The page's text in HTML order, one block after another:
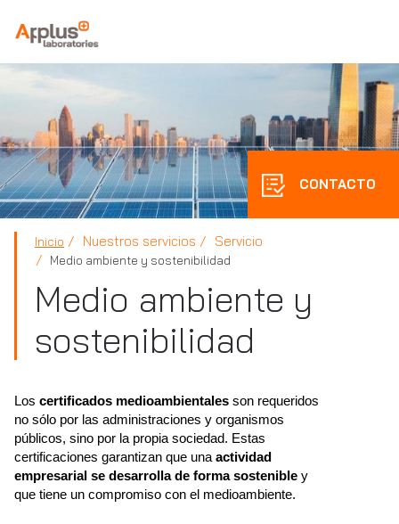
APPLUS+
CONTACTO
Inicio Nuestros servicios Servicio
Medio ambiente y sostenibilidad
Medio ambiente y
sostenibilidad
Los certificados medioambientales son requeridos
no sólo por las administraciones y organismos
públicos, sino por la propia sociedad. Estas
certificaciones garantizan que una actividad
empresarial se desarrolla de forma sostenible y
que tiene un compromiso con el medioambiente.